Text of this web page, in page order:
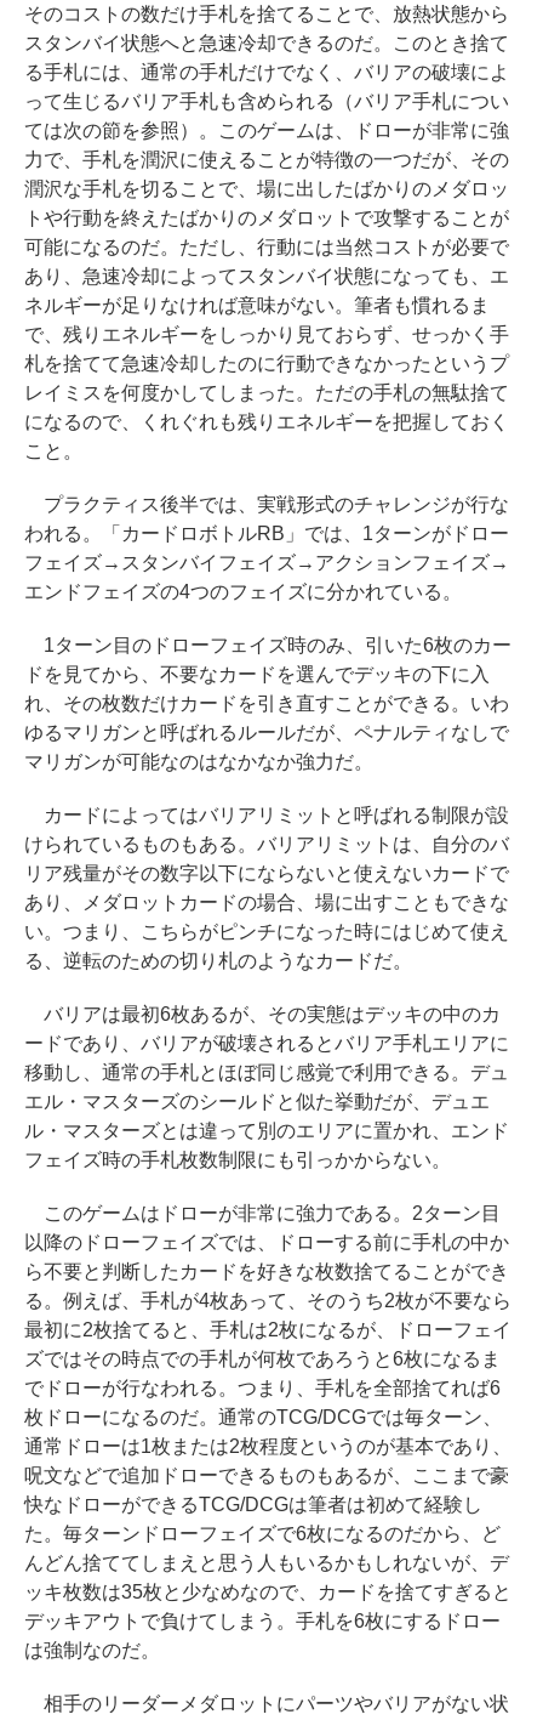
そのコストの数だけ手札を捨てることで、放熱状態から
スタンバイ状態へと急速冷却できるのだ。このとき捨て
る手札には、通常の手札だけでなく、バリアの破壊によ
って生じるバリア手札も含められる（バリア手札につい
ては次の節を参照）。このゲームは、ドローが非常に強
力で、手札を潤沢に使えることが特徴の一つだが、その
潤沢な手札を切ることで、場に出したばかりのメダロッ
トや行動を終えたばかりのメダロットで攻撃することが
可能になるのだ。ただし、行動には当然コストが必要で
あり、急速冷却によってスタンバイ状態になっても、エ
ネルギーが足りなければ意味がない。筆者も慣れるま
で、残りエネルギーをしっかり見ておらず、せっかく手
札を捨てて急速冷却したのに行動できなかったというプ
レイミスを何度かしてしまった。ただの手札の無駄捨て
になるので、くれぐれも残りエネルギーを把握しておく
こと。
プラクティス後半では、実戦形式のチャレンジが行な
われる。「カードロボトルRB」では、1ターンがドロー
フェイズ→スタンバイフェイズ→アクションフェイズ→
エンドフェイズの4つのフェイズに分かれている。
1ターン目のドローフェイズ時のみ、引いた6枚のカー
ドを見てから、不要なカードを選んでデッキの下に入
れ、その枚数だけカードを引き直すことができる。いわ
ゆるマリガンと呼ばれるルールだが、ペナルティなしで
マリガンが可能なのはなかなか強力だ。
カードによってはバリアリミットと呼ばれる制限が設
けられているものもある。バリアリミットは、自分のバ
リア残量がその数字以下にならないと使えないカードで
あり、メダロットカードの場合、場に出すこともできな
い。つまり、こちらがピンチになった時にはじめて使え
る、逆転のための切り札のようなカードだ。
バリアは最初6枚あるが、その実態はデッキの中のカ
ードであり、バリアが破壊されるとバリア手札エリアに
移動し、通常の手札とほぼ同じ感覚で利用できる。デュ
エル・マスターズのシールドと似た挙動だが、デュエ
ル・マスターズとは違って別のエリアに置かれ、エンド
フェイズ時の手札枚数制限にも引っかからない。
このゲームはドローが非常に強力である。2ターン目
以降のドローフェイズでは、ドローする前に手札の中か
ら不要と判断したカードを好きな枚数捨てることができ
る。例えば、手札が4枚あって、そのうち2枚が不要なら
最初に2枚捨てると、手札は2枚になるが、ドローフェイ
ズではその時点での手札が何枚であろうと6枚になるま
でドローが行なわれる。つまり、手札を全部捨てれば6
枚ドローになるのだ。通常のTCG/DCGでは毎ターン、
通常ドローは1枚または2枚程度というのが基本であり、
呪文などで追加ドローできるものもあるが、ここまで豪
快なドローができるTCG/DCGは筆者は初めて経験し
た。毎ターンドローフェイズで6枚になるのだから、ど
んどん捨ててしまえと思う人もいるかもしれないが、デ
ッキ枚数は35枚と少なめなので、カードを捨てすぎると
デッキアウトで負けてしまう。手札を6枚にするドロー
は強制なのだ。
相手のリーダーメダロットにパーツやバリアがない状